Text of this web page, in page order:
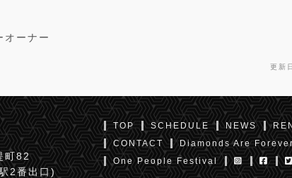
ーナー
更新
町82
2番出口)
TOP SCHEDULE NEWS
CONTACT
Diamonds Are Forever
One People Festival